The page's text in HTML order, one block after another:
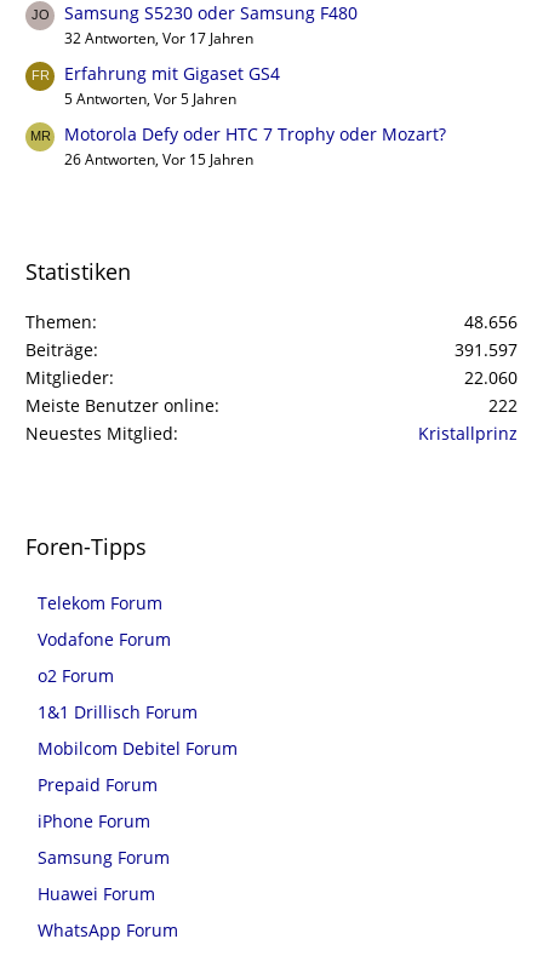
Samsung S5230 oder Samsung F480
32 Antworten, Vor 17 Jahren
Erfahrung mit Gigaset GS4
5 Antworten, Vor 5 Jahren
Motorola Defy oder HTC 7 Trophy oder Mozart?
26 Antworten, Vor 15 Jahren
Statistiken
Themen
48.656
Beiträge
391.597
Mitglieder
22.060
Meiste Benutzer online
222
Neuestes Mitglied
Kristallprinz
Foren-Tipps
Telekom Forum
Vodafone Forum
o2 Forum
1&1 Drillisch Forum
Mobilcom Debitel Forum
Prepaid Forum
iPhone Forum
Samsung Forum
Huawei Forum
WhatsApp Forum